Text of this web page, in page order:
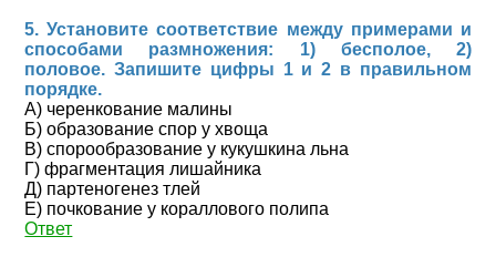
5. Установите соответствие между примерами и
способами размножения: 1) бесполое, 2)
половое. Запишите цифры 1 и 2 в правильном
порядке.
А) черенкование малины
Б) образование спор у хвоща
В) спорообразование у кукушкина льна
Г) фрагментация лишайника
Д) партеногенез тлей
Е) почкование у кораллового полипа
Ответ